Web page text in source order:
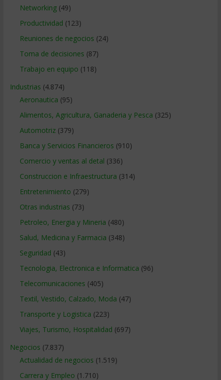
Networking(49)
Productividad (123)
Reuniones de negocios (24)
Toma de decisiones (87)
Trabajo en equipo (118)
Industrias (4.874)
Aeronautica (95)
Alimentos, Agricultura, Ganaderia y Pesca (325)
Automotriz(379)
Banca y Servicios Financieros (910)
Comercio y ventas al detal (336)
Construccion e Infraestructura (314)
Entretenimiento (279)
Otras industrias (73)
Petroleo, Energia y Mineria (480)
Salud, Medicina y Farmacia (348)
Seguridad (43)
Tecnologia, Electronica e Informatica (96)
Telecomunicaciones (405)
Textil, Vestido, Calzado, Moda (47)
Transporte y Logistica (223)
Viajes, Turismo, Hospitalidad (697)
Negocios (7.837)
Actualidad de negocios (1.519)
Carrera y Empleo (1.710)